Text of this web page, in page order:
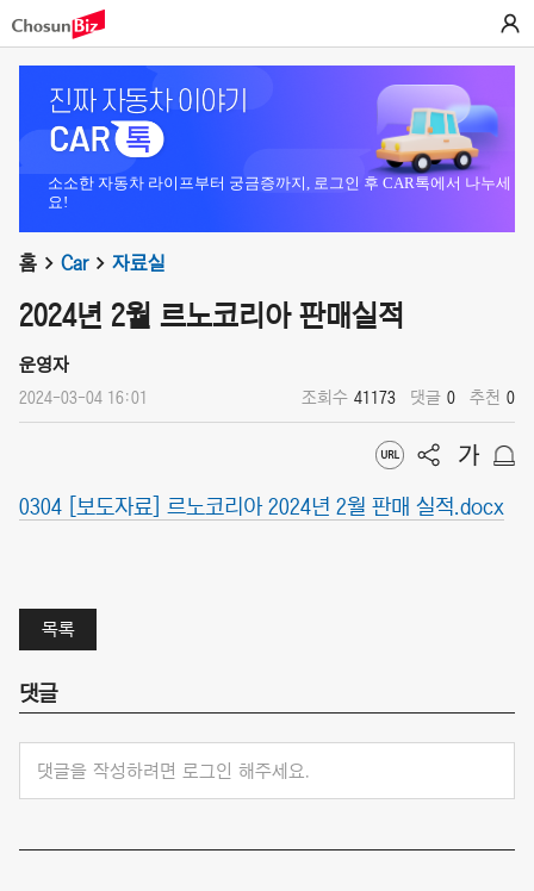
소소한 자동차 라이프부터 궁금증까지, 로그인 후 CAR톡에서 나누세
요!
홈 Car 자료실
2024년 2월 르노코리아 판매실적
운영자
2024-03-04 16:01 조회수 41173 댓글 0 추천 0
0304 [보도자료] 르노코리아 2024년 2월 판매 실적.docx
목록
댓글
댓글을 작성하려면 로그인 해주세요.